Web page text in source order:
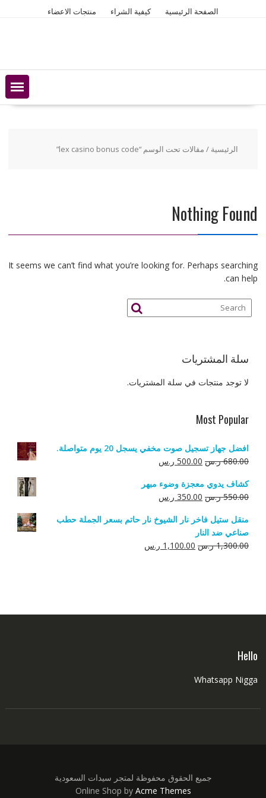
الصفحة الرئيسية كيفية الشراء منتجات الاعضاء
الرئيسية / مقالات تحت الوسم “lex casino bonus code”
Nothing Found
It seems we can’t find what you’re looking for. Perhaps searching
can help.
سلة المشتريات
لا توجد منتجات في سلة المشتريات.
Most Popular
افضل جهاز تسجيل صوت مخفي يسجل 20 يوم متواصلة.
680.00 ر.س السعر
هو:
680.00 ر.س.
500.00 ر.سالسعر
هو:
500.00 ر.س.
كشاف يدوي معجزة وضوء مبهر
550.00 ر.س السعر
هو:
550.00 ر.س.
350.00 ر.سالسعر
هو:
منقل ستيل فاخر نار الشيوخ نار حاتم بسعر الجملة حطب
صناعي ضد النار
1,300.00 ر.س السعر
1,100.00 ر.سالسعر
Hello
Whatsapp Nigga
جميع الحقوق محفوظة لمتجر سيدات السعودية
Online Shop by Acme Themes